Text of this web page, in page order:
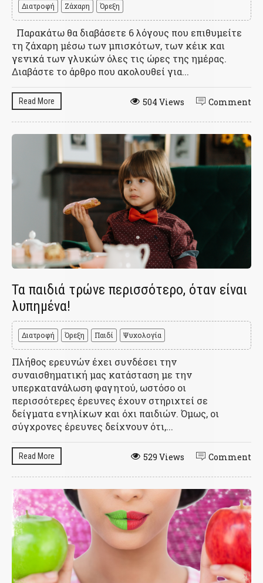
Διατροφή Ζάχαρη Όρεξη
Παρακάτω θα διαβάσετε 6 λόγους που επιθυμείτε
τη ζάχαρη μέσω των μπισκότων, των κέικ και
γενικά των γλυκών όλες τις ώρες της ημέρας.
Διαβάστε το άρθρο που ακολουθεί για...
Read More Comment
504 Views
Τα παιδιά τρώνε περισσότερο, όταν είναι
λυπημένα!
Διατροφή Όρεξη Παιδί Ψυχολογία
Πλήθος ερευνών έχει συνδέσει την
συναισθηματική μας κατάσταση με την
υπερκατανάλωση φαγητού, ωστόσο οι
περισσότερες έρευνες έχουν στηριχτεί σε
δείγματα ενηλίκων και όχι παιδιών. Όμως, οι
σύγχρονες έρευνες δείχνουν ότι,...
Read More Comment
529 Views